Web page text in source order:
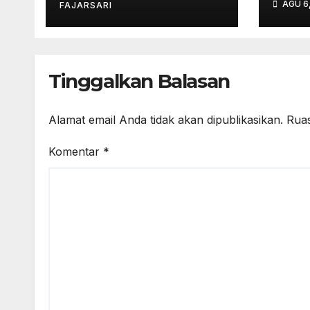
Dilirik Jadi Hub
Industri Mainan dan
FAJARSARI
SD
AGU
Tinggalkan Balasan
Alamat email Anda tidak akan dipublikasikan.
Komentar *